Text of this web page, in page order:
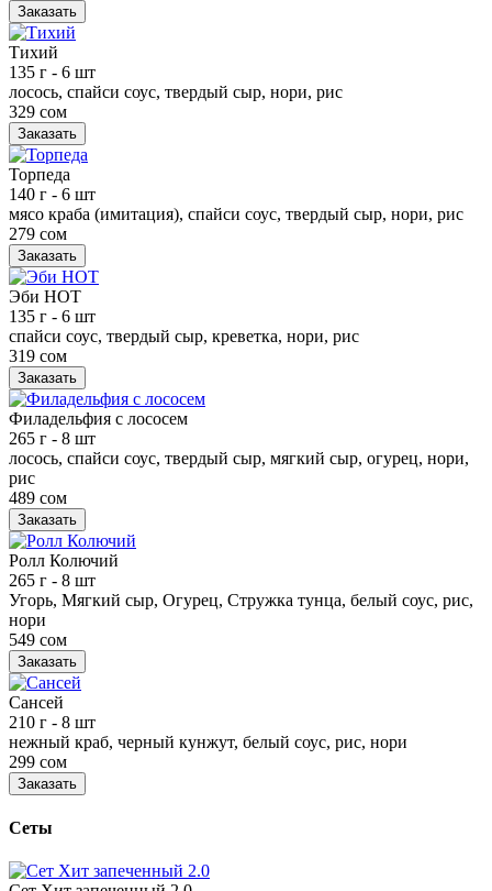
Заказать
Тихий
135 г - 6 шт
лосось, спайси соус, твердый сыр, нори, рис
329 сом
Заказать
Торпеда
140 г - 6 шт
мясо краба (имитация), спайси соус, твердый сыр, нори, рис
279 сом
Заказать
Эби НОТ
135 г - 6 шт
спайси соус, твердый сыр, креветка, нори, рис
319 сом
Заказать
Филадельфия с лососем
265 г - 8 шт
лосось, спайси соус, твердый сыр, мягкий сыр, огурец, нори,
рис
489 сом
Заказать
Ролл Колючий
265 г - 8 шт
Угорь, Мягкий сыр, Огурец, Стружка тунца, белый соус, рис,
нори
549 сом
Заказать
Сансей
210 г - 8 шт
нежный краб, черный кунжут, белый соус, рис, нори
299 сом
Заказать
Сеты